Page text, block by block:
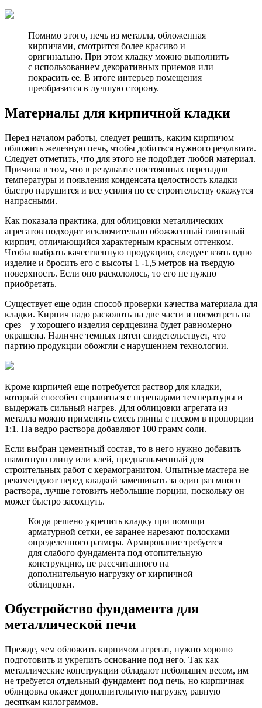
Помимо этого, печь из металла, обложенная
кирпичами, смотрится более красиво и
оригинально. При этом кладку можно выполнить
с использованием декоративных приемов или
покрасить ее. В итоге интерьер помещения
преобразится в лучшую сторону.
Материалы для кирпичной кладки
Перед началом работы, следует решить, каким кирпичом
обложить железную печь, чтобы добиться нужного результата.
Следует отметить, что для этого не подойдет любой материал.
Причина в том, что в результате постоянных перепадов
температуры и появления конденсата целостность кладки
быстро нарушится и все усилия по ее строительству окажутся
напрасными.
Как показала практика, для облицовки металлических
агрегатов подходит исключительно обожженный глиняный
кирпич, отличающийся характерным красным оттенком.
Чтобы выбрать качественную продукцию, следует взять одно
изделие и бросить его с высоты 1 -1,5 метров на твердую
поверхность. Если оно раскололось, то его не нужно
приобретать.
Существует еще один способ проверки качества материала для
кладки. Кирпич надо расколоть на две части и посмотреть на
срез – у хорошего изделия сердцевина будет равномерно
окрашена. Наличие темных пятен свидетельствует, что
партию продукции обожгли с нарушением технологии.
Кроме кирпичей еще потребуется раствор для кладки,
который способен справиться с перепадами температуры и
выдержать сильный нагрев. Для облицовки агрегата из
металла можно применять смесь глины с песком в пропорции
1:1. На ведро раствора добавляют 100 грамм соли.
Если выбран цементный состав, то в него нужно добавить
шамотную глину или клей, предназначенный для
строительных работ с керамогранитом. Опытные мастера не
рекомендуют перед кладкой замешивать за один раз много
раствора, лучше готовить небольшие порции, поскольку он
может быстро засохнуть.
Когда решено укрепить кладку при помощи
арматурной сетки, ее заранее нарезают полосками
определенного размера. Армирование требуется
для слабого фундамента под отопительную
конструкцию, не рассчитанного на
дополнительную нагрузку от кирпичной
облицовки.
Обустройство фундамента для
металлической печи
Прежде, чем обложить кирпичом агрегат, нужно хорошо
подготовить и укрепить основание под него. Так как
металлические конструкции обладают небольшим весом, им
не требуется отдельный фундамент под печь, но кирпичная
облицовка окажет дополнительную нагрузку, равную
десяткам килограммов.